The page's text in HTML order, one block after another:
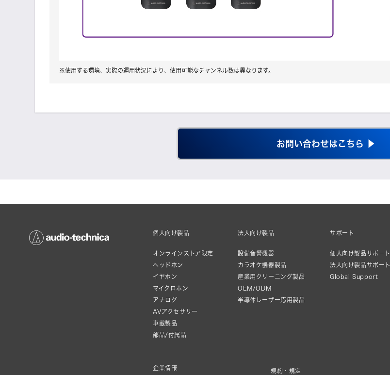
※使用する環境、実際の運用状況により、使用可能なチャンネル数は異なります。
お問い合わせはこちら ▶
個人向け製品
オンラインストア限定
ヘッドホン
イヤホン
マイクロホン
アナログ
AVアクセサリー
車載製品
部品/付属品
法人向け製品
設備音響機器
カラオケ機器製品
産業用クリーニング製品
OEM/ODM
半導体レーザー応用製品
サポート
個人向け製品サポート
法人向け製品サポート
Global Support
企業情報 規約・規定